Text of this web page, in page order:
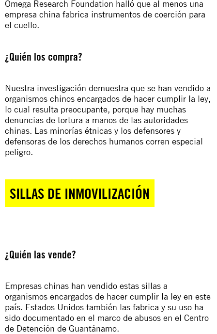
Omega Research Foundation halló que al menos una
empresa china fabrica instrumentos de coerción para
el cuello.
¿Quién los compra?
Nuestra investigación demuestra que se han vendido a
organismos chinos encargados de hacer cumplir la ley,
lo cual resulta preocupante, porque hay muchas
denuncias de tortura a manos de las autoridades
chinas. Las minorías étnicas y los defensores y
defensoras de los derechos humanos corren especial
peligro.
SILLAS DE INMOVILIZACIÓN
¿Quién las vende?
Empresas chinas han vendido estas sillas a
organismos encargados de hacer cumplir la ley en este
país. Estados Unidos también las fabrica y su uso ha
sido documentado en el marco de abusos en el Centro
de Detención de Guantánamo.